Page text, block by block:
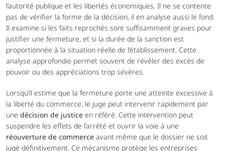
l’autorité publique et les libertés économiques. Il ne se contente
pas de vérifier la forme de la décision, il en analyse aussi le fond.
Il examine si les faits reprochés sont suffisamment graves pour
justifier une fermeture, et si la durée de la sanction est
proportionnée à la situation réelle de l’établissement. Cette
analyse approfondie permet souvent de révéler des excès de
pouvoir ou des appréciations trop sévères.
Lorsqu’il estime que la fermeture porte une atteinte excessive à
la liberté du commerce, le juge peut intervenir rapidement par
une décision de justice en référé. Cette intervention peut
réouverture de commerce avant même que le dossier ne soit
jugé définitivement. Ce mécanisme protège les entreprises